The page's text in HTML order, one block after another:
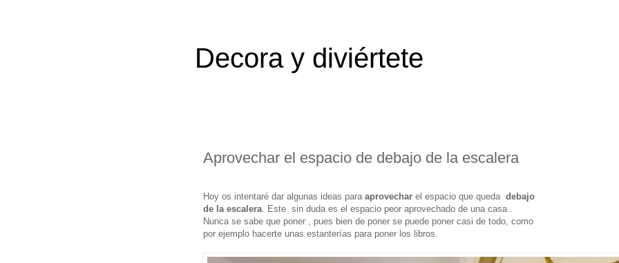
Decora y diviértete
Aprovechar el espacio de debajo de la escalera
Hoy os intentaré dar algunas ideas para aprovechar el espacio que queda debajo
de la escalera . Este sin duda es el espacio peor aprovechado de una casa .
Nunca se sabe que poner , pues bien de poner se puede poner casi de todo, como
por ejemplo hacerte unas estanterías para poner los libros.